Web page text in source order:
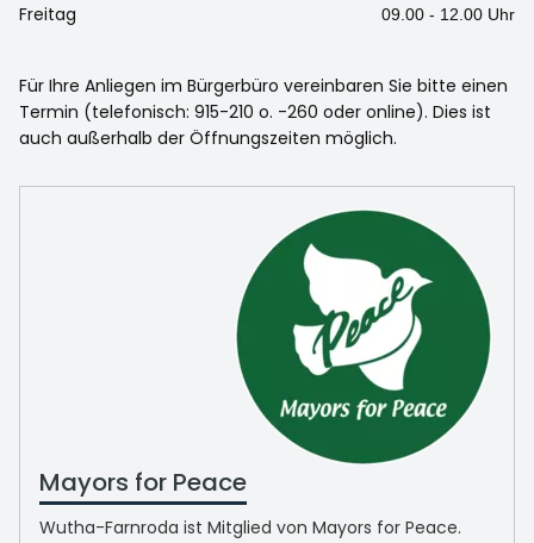
Freitag 09.00 - 12.00 Uhr
Für Ihre Anliegen im Bürgerbüro vereinbaren Sie bitte einen
Termin (telefonisch: 915-210 o. -260 oder online). Dies ist
auch außerhalb der Öffnungszeiten möglich.
Mayors for Peace
Wutha-Farnroda ist Mitglied von Mayors for Peace.